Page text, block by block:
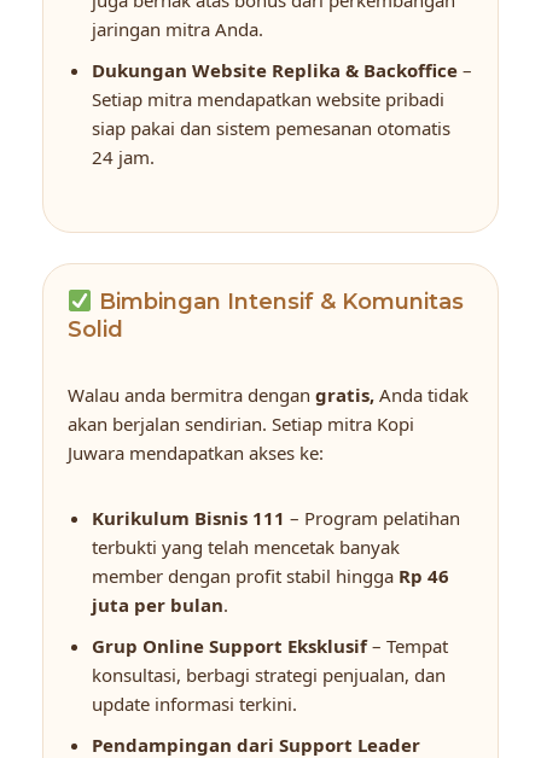
jaringan mitra Anda.
Dukungan Website Replika & Backoffice –
Setiap mitra mendapatkan website pribadi
siap pakai dan sistem pemesanan otomatis
24 jam.
Bimbingan Intensif & Komunitas
Solid
Walau anda bermitra dengan gratis, Anda tidak
akan berjalan sendirian. Setiap mitra Kopi
Juwara mendapatkan akses ke:
Kurikulum Bisnis 111 – Program pelatihan
terbukti yang telah mencetak banyak
member dengan profit stabil hingga Rp 46
juta per bulan.
Grup Online Support Eksklusif– Tempat
konsultasi, berbagi strategi penjualan, dan
update informasi terkini.
Pendampingan dari Support Leader